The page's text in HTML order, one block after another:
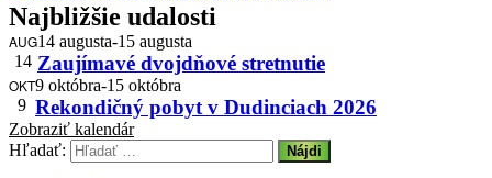
Najbližšie udalosti
AUG
14
14 augusta-15 augusta
Zaujímavé dvojdňové stretnutie
OKT
9
9 októbra-15 októbra
Rekondičný pobyt v Dudinciach 2026
Zobraziť kalendár
Hľadať: